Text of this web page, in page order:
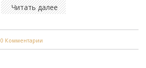
Читать далее
0 Комментарии